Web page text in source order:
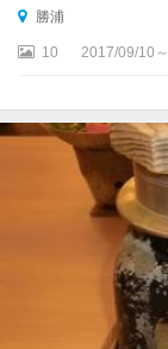
勝浦
10 2017/09/10～